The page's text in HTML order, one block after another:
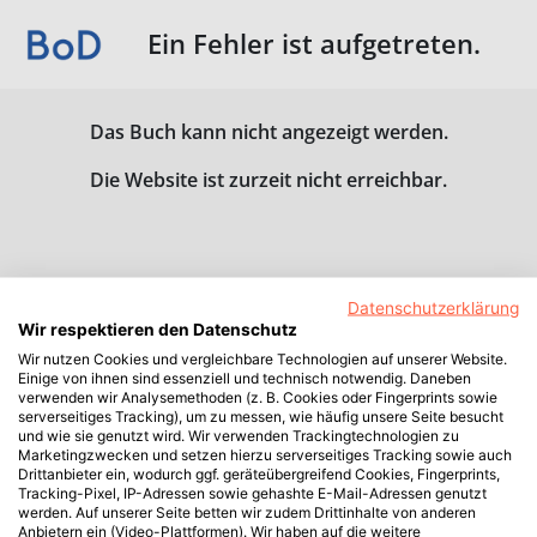
Ein Fehler ist aufgetreten.
Das Buch kann nicht angezeigt werden.
Die Website ist zurzeit nicht erreichbar.
Datenschutzerklärung
Wir respektieren den Datenschutz
Wir nutzen Cookies und vergleichbare Technologien auf unserer Website.
Einige von ihnen sind essenziell und technisch notwendig. Daneben
verwenden wir Analysemethoden (z. B. Cookies oder Fingerprints sowie
serverseitiges Tracking), um zu messen, wie häufig unsere Seite besucht
und wie sie genutzt wird. Wir verwenden Trackingtechnologien zu
Marketingzwecken und setzen hierzu serverseitiges Tracking sowie auch
Drittanbieter ein, wodurch ggf. geräteübergreifend Cookies, Fingerprints,
Tracking-Pixel, IP-Adressen sowie gehashte E-Mail-Adressen genutzt
werden. Auf unserer Seite betten wir zudem Drittinhalte von anderen
Anbietern ein (Video-Plattformen). Wir haben auf die weitere